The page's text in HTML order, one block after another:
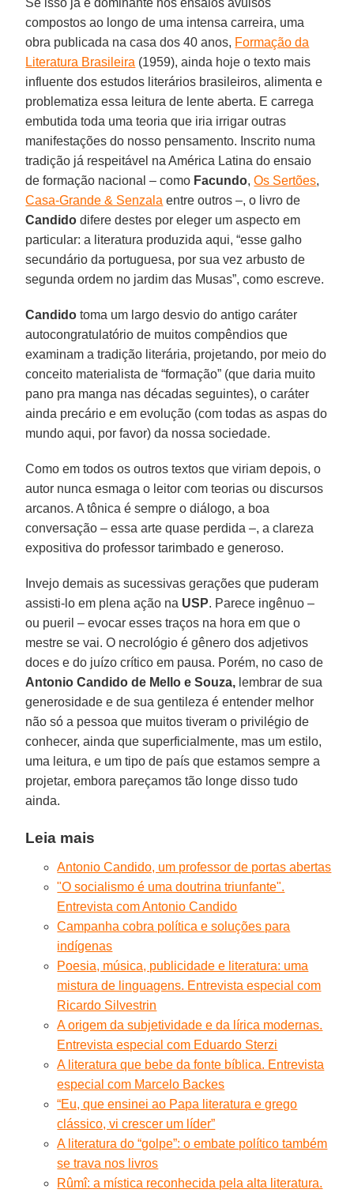
compostos ao longo de uma intensa carreira, uma
obra publicada na casa dos 40 anos, Formação da
Literatura Brasileira (1959), ainda hoje o texto mais
influente dos estudos literários brasileiros, alimenta e
problematiza essa leitura de lente aberta. E carrega
embutida toda uma teoria que iria irrigar outras
manifestações do nosso pensamento. Inscrito numa
tradição já respeitável na América Latina do ensaio
de formação nacional – como Facundo,Os Sertões,
Casa-Grande & Senzala entre outros –, o livro de
Candido difere destes por eleger um aspecto em
particular: a literatura produzida aqui, “esse galho
secundário da portuguesa, por sua vez arbusto de
segunda ordem no jardim das Musas”, como escreve.
Candido toma um largo desvio do antigo caráter
autocongratulatório de muitos compêndios que
examinam a tradição literária, projetando, por meio do
conceito materialista de “formação” (que daria muito
pano pra manga nas décadas seguintes), o caráter
ainda precário e em evolução (com todas as aspas do
mundo aqui, por favor) da nossa sociedade.
Como em todos os outros textos que viriam depois, o
autor nunca esmaga o leitor com teorias ou discursos
arcanos. A tônica é sempre o diálogo, a boa
conversação – essa arte quase perdida –, a clareza
expositiva do professor tarimbado e generoso.
Invejo demais as sucessivas gerações que puderam
assisti-lo em plena ação na USP. Parece ingênuo –
ou pueril – evocar esses traços na hora em que o
mestre se vai. O necrológio é gênero dos adjetivos
doces e do juízo crítico em pausa. Porém, no caso de
Antonio Candido de Mello e Souza, lembrar de sua
generosidade e de sua gentileza é entender melhor
não só a pessoa que muitos tiveram o privilégio de
conhecer, ainda que superficialmente, mas um estilo,
uma leitura, e um tipo de país que estamos sempre a
projetar, embora pareçamos tão longe disso tudo
ainda.
Leia mais
Antonio Candido, um professor de portas abertas
"O socialismo é uma doutrina triunfante".
Entrevista com Antonio Candido
Campanha cobra política e soluções para
indígenas
Poesia, música, publicidade e literatura: uma
mistura de linguagens. Entrevista especial com
Ricardo Silvestrin
A origem da subjetividade e da lírica modernas.
Entrevista especial com Eduardo Sterzi
A literatura que bebe da fonte bíblica. Entrevista
especial com Marcelo Backes
“Eu, que ensinei ao Papa literatura e grego
clássico, vi crescer um líder”
A literatura do “golpe”: o embate político também
se trava nos livros
Rûmî: a mística reconhecida pela alta literatura.